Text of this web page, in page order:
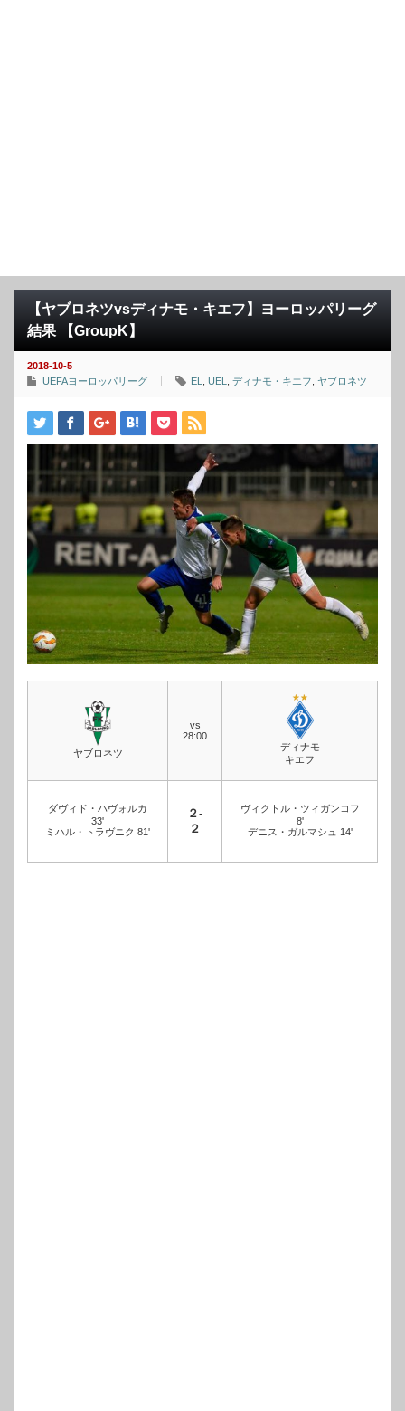
【ヤブロネツvsディナモ・キエフ】ヨーロッパリーグ
結果 【GroupK】
2018-10-5
UEFAヨーロッパリーグ
EL UEL ディナモ・キエフ ヤブロネツ
ヤブロネツ
vs
28:00
ディナモ
キエフ
ダヴィド・ハヴォルカ
33'
ミハル・トラヴニク 81'
２-
２
ヴィクトル・ツィガンコフ
8'
デニス・ガルマシュ 14'